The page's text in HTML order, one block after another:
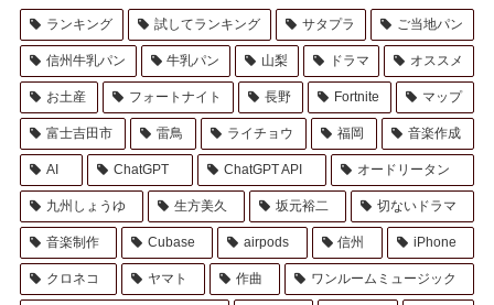
ランキング 試してランキング サタプラ ご当地パン
信州牛乳パン 牛乳パン 山梨 ドラマ オススメ
お土産 フォートナイト 長野 Fortnite マップ
富士吉田市 雷鳥 ライチョウ 福岡 音楽作成
AI ChatGPT ChatGPT API オードリータン
九州しょうゆ 生方美久 坂元裕二 切ないドラマ
音楽制作 Cubase airpods 信州 iPhone
クロネコ ヤマト 作曲 ワンルームミュージック